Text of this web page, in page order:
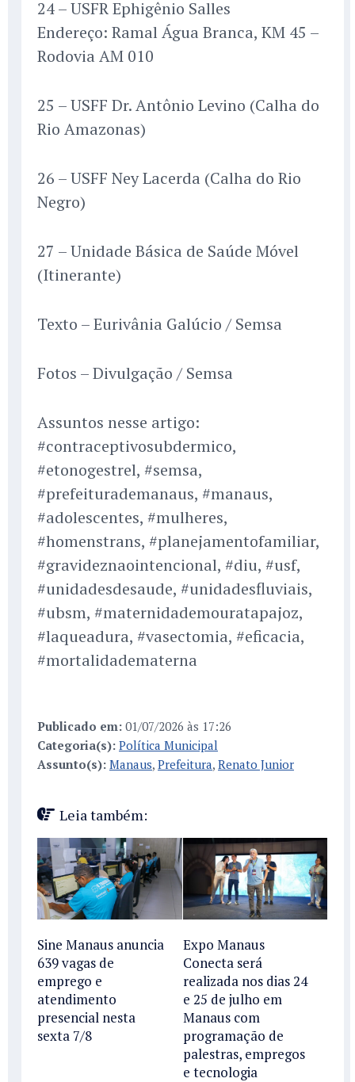
24 – USFR Ephigênio Salles
Endereço: Ramal Água Branca, KM 45 –
Rodovia AM 010
25 – USFF Dr. Antônio Levino (Calha do
Rio Amazonas)
26 – USFF Ney Lacerda (Calha do Rio
Negro)
27 – Unidade Básica de Saúde Móvel
(Itinerante)
Texto – Eurivânia Galúcio / Semsa
Fotos – Divulgação / Semsa
Assuntos nesse artigo:
#contraceptivosubdermico,
#etonogestrel, #semsa,
#prefeiturademanaus, #manaus,
#adolescentes, #mulheres,
#homenstrans, #planejamentofamiliar,
#gravideznaointencional, #diu, #usf,
#unidadesdesaude, #unidadesfluviais,
#ubsm, #maternidademouratapajoz,
#laqueadura, #vasectomia, #eficacia,
#mortalidadematerna
Publicado em: 01/07/2026 às 17:26
Categoria(s): Política Municipal
Assunto(s): Manaus, Prefeitura, Renato Junior
Leia também:
Sine Manaus anuncia
639 vagas de
emprego e
atendimento
presencial nesta
sexta 7/8
Expo Manaus
Conecta será
realizada nos dias 24
e 25 de julho em
Manaus com
programação de
palestras, empregos
e tecnologia